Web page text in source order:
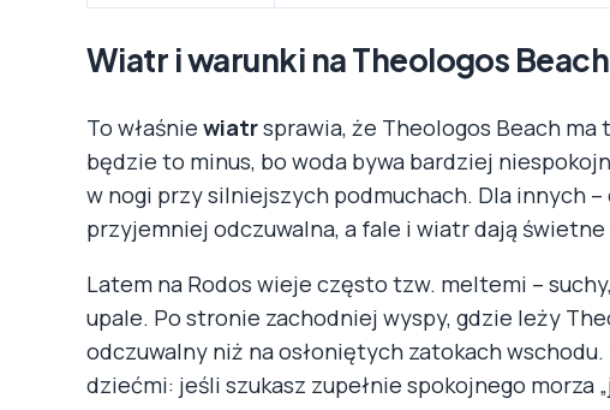
Wiatr i warunki na Theologos Beach
To właśnie wiatrsprawia, że Theologos Beach
będzie to minus, bo woda bywa bardziej
w nogi przy silniejszych podmuchach. Dla innych
przyjemniej odczuwalna, a fale i wiatr dają
Latem na Rodos wieje często tzw. meltemi –
upale. Po stronie zachodniej wyspy, gdzie leży
odczuwalny niż na osłoniętych zatokach
dziećmi: jeśli szukasz zupełnie spokojnego morza